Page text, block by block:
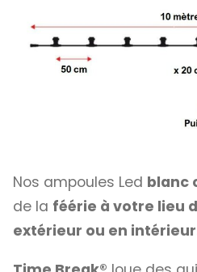
Nos ampoules Led blanc
de la féérie à votre lieu
extérieur ou en